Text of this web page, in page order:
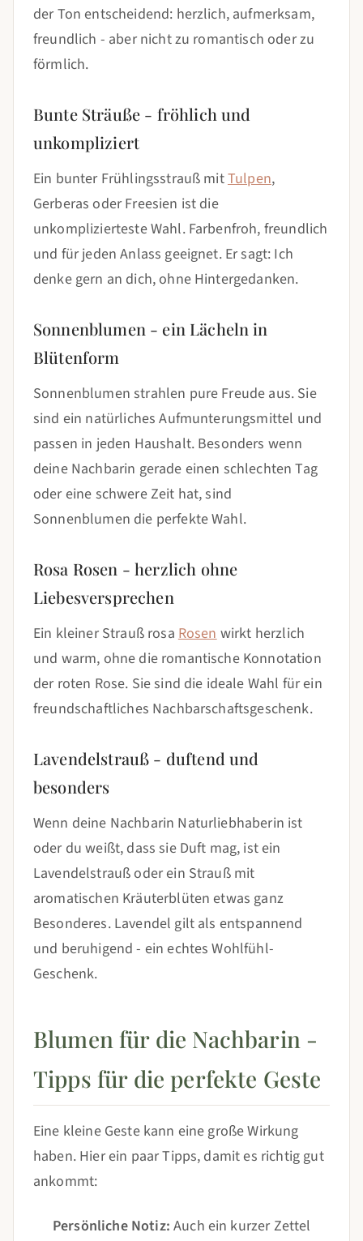
der Ton entscheidend: herzlich, aufmerksam,
freundlich - aber nicht zu romantisch oder zu
förmlich.
Bunte Sträuße - fröhlich und
unkompliziert
Ein bunter Frühlingsstrauß mitTulpen,
Gerberas oder Freesien ist die
unkomplizierteste Wahl. Farbenfroh, freundlich
und für jeden Anlass geeignet. Er sagt: Ich
denke gern an dich, ohne Hintergedanken.
Sonnenblumen - ein Lächeln in
Blütenform
Sonnenblumen strahlen pure Freude aus. Sie
sind ein natürliches Aufmunterungsmittel und
passen in jeden Haushalt. Besonders wenn
deine Nachbarin gerade einen schlechten Tag
oder eine schwere Zeit hat, sind
Sonnenblumen die perfekte Wahl.
Rosa Rosen - herzlich ohne
Liebesversprechen
Ein kleiner Strauß rosa Rosenwirkt herzlich
und warm, ohne die romantische Konnotation
der roten Rose. Sie sind die ideale Wahl für ein
freundschaftliches Nachbarschaftsgeschenk.
Lavendelstrauß - duftend und
besonders
Wenn deine Nachbarin Naturliebhaberin ist
oder du weißt, dass sie Duft mag, ist ein
Lavendelstrauß oder ein Strauß mit
aromatischen Kräuterblüten etwas ganz
Besonderes. Lavendel gilt als entspannend
und beruhigend - ein echtes Wohlfühl-
Geschenk.
Blumen für die Nachbarin -
Tipps für die perfekte Geste
Eine kleine Geste kann eine große Wirkung
haben. Hier ein paar Tipps, damit es richtig gut
ankommt:
Persönliche Notiz: Auch ein kurzer Zettel